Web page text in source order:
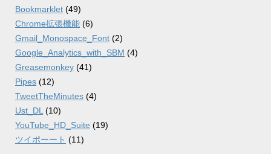
Bookmarklet (49)
Chrome拡張機能 (6)
Gmail_Monospace_Font (2)
Google_Analytics_with_SBM (4)
Greasemonkey (41)
Pipes (12)
TweetTheMinutes (4)
Ust_DL (10)
YouTube_HD_Suite (19)
ツイポーート (11)